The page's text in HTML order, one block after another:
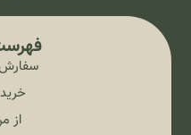
سفارش
از